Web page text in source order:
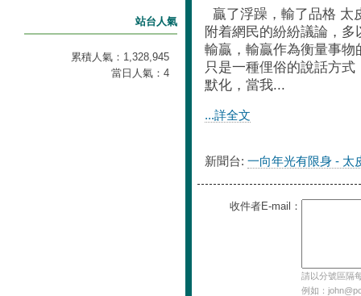
贏了浮躁，輸了品格
附着網民的紛紛議論，
輸贏，輸贏作為衡量事
只是一種俚俗的說話方
默化，當我...
...詳全文
新聞台: 一向年光有限身 - 太
收件者E-mail：
請以分號區隔
例如：
站台人氣
累積人氣： 1,328,945
當日人氣： 4